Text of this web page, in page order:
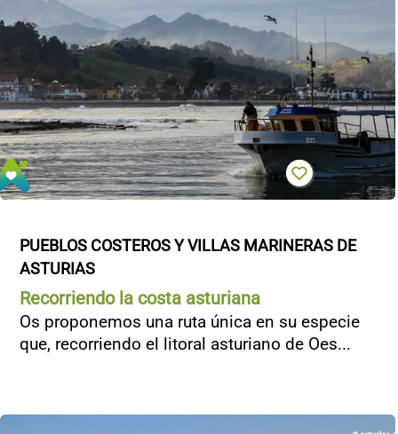
PUEBLOS COSTEROS Y VILLAS MARINERAS DE
ASTURIAS
Recorriendo la costa asturiana
Os proponemos una ruta única en su especie
que, recorriendo el litoral asturiano de Oes...